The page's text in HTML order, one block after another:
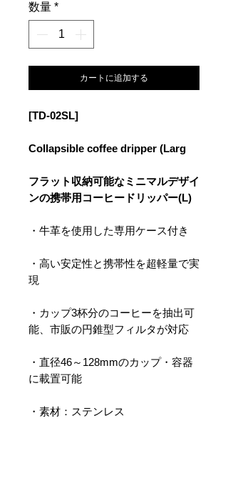
数量 *
カートに追加する
[TD-02SL]
Collapsible coffee dripper (Larg
フラット収納可能なミニマルデザイ
ンの携帯用コーヒードリッパー(L)
・牛革を使用した専用ケース付き
・高い安定性と携帯性を超軽量で実
現
・カップ3杯分のコーヒーを抽出可
能、市販の円錐型フィルタが対応
・直径46～128mmのカップ・容器
に載置可能
・素材：ステンレス